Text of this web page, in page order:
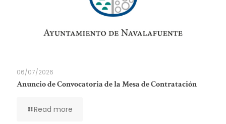
06/07/2026
Anuncio de Convocatoria de la Mesa de Contratación
Read more